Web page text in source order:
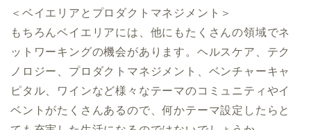
＜ベイエリアとプロダクトマネジメント＞
もちろんベイエリアには、他にもたくさんの領域でネ
ットワーキングの機会があります。ヘルスケア、テク
ノロジー、プロダクトマネジメント、ベンチャーキャ
ピタル、ワインなど様々なテーマのコミュニティやイ
ベントがたくさんあるので、何かテーマ設定したらと